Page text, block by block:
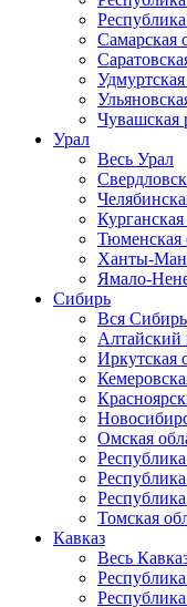
Самарская
Чувашская
Урал
Весь Урал
Курганская
Тюменская
Ханты-
Ямало-
Сибирь
Вся Сибирь
Алтайский
Иркутская
Омская
Томская
Кавказ
Весь